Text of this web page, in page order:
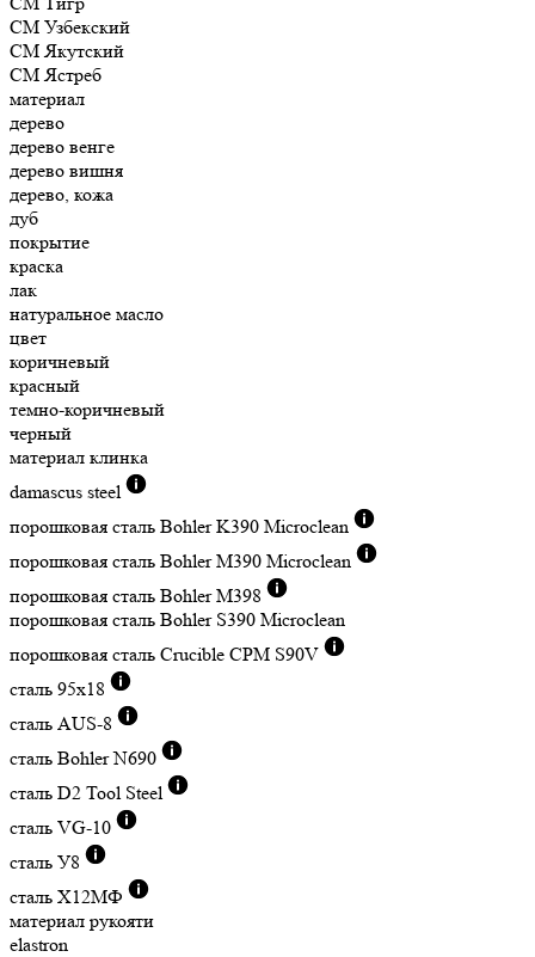
СМ Узбекский
СМ Якутский
СМ Ястреб
материал
дерево
дерево венге
дерево вишня
дерево, кожа
дуб
покрытие
краска
лак
натуральное масло
цвет
коричневый
красный
темно-коричневый
черный
материал клинка
damascus steel
порошковая сталь Bohler K390 Microclean
порошковая сталь Bohler M390 Microclean
порошковая сталь Bohler M398
порошковая сталь Bohler S390 Microclean
порошковая сталь Crucible CPM S90V
сталь 95х18
сталь AUS-8
сталь Bohler N690
сталь D2 Tool Steel
сталь VG-10
сталь У8
сталь Х12МФ
материал рукояти
elastron